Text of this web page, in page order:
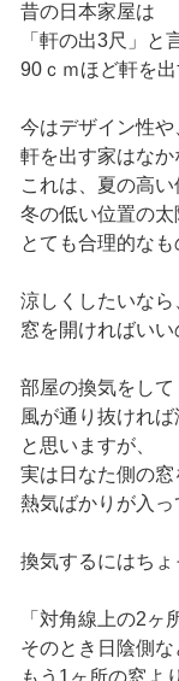
昔の日本家屋は
「軒の出3尺」と
90ｃｍほど軒を出
今はデザイン性
軒を出す家はなか
これは、夏の高い
冬の低い位置の太
とても合理的なも
涼しくしたいなら
窓を開ければいい
部屋の換気をして
風が通り抜けれ
と思いますが、
実は日なた側の窓
熱気ばかりが入っ
換気するにはちょ
「対角線上の2ヶ
そのとき日陰側